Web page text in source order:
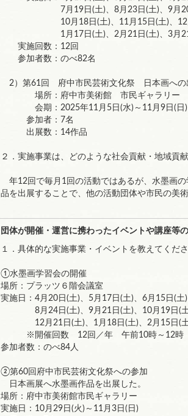
7月19日(土)、8月23日(土)、9月20
10月18日(土)、11月15日(土)、12月
1月17日(土)、2月21日(土)、3月21
実施回数：12回
参加者数：のべ82名
2）第61回 府中市民芸術文化祭 日本画への
場所：府中市美術館 市民ギャラリー
会期：2025年11月5日(水)～11月9日(日)
参加者：7名
出展数：14作品
２．実施事業は、どのような社会貢献・地域貢
年12回で毎月1回の活動ではあるが、水墨画
品を出展することで、他の活動団体や市民の美
団体が開催・運営に携わったイベントや講座等
１．具体的な実施事業・イベントを教えてくだ
①水墨画学習会の開催
場所：プラッツ６階会議室
実施日：4月20日(土)、5月17日(土)、6月15日(土)
8月24日(土)、9月21日(土)、10月19日(土
12月21日(土)、1月18日(土)、2月15日(土)
※開催回数 12回／年 午前10時～12時
参加者数：のべ84人
②第60回府中市民芸術文化祭への参加
日本画展へ水墨画作品を出展した。
場所：府中市美術館市民ギャラリー
実施日：10月29日(火)～11月3日(日)